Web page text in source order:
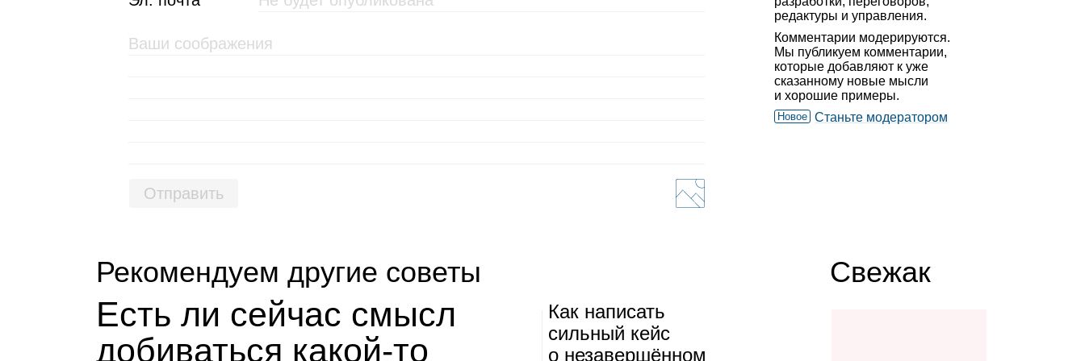
Отправить
редактуры и управления.
Комментарии модерируются.
Мы публикуем комментарии,
которые добавляют к уже
сказанному новые мысли
и хорошие примеры.
Новое Станьте модератором
Рекомендуем другие советы
Есть ли сей­час смысл
доби­ваться какой‑то
Как напи­сать
силь­ный кейс
о неза­вер­шён­ном
Свежак